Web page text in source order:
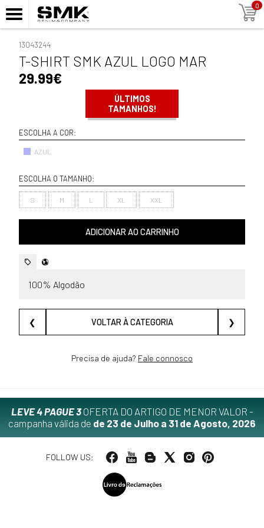
0
13043244
T-SHIRT SMK AZUL LOGO MAR
29.99€
ÚLTIMOS
TAMANHOS!
ESCOLHA A COR:
AZUL
ESCOLHA O TAMANHO:
S M L XL XXL
ADICIONAR AO CARRINHO
100% Algodão
❮ VOLTAR À CATEGORIA ❯
Precisa de ajuda? Fale connosco
LEVE 4 PAGUE 3OFERTA DO ARTIGO DE MENOR VALOR -
campanha válida de de 23 de Julho a 31 de Agosto, 2026
FOLLOW US: